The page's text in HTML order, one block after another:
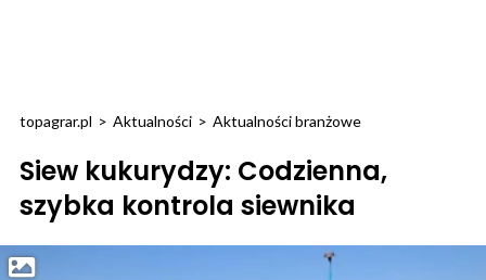
topagrar.pl > Aktualności > Aktualności branżowe
Siew kukurydzy: Codzienna,
szybka kontrola siewnika